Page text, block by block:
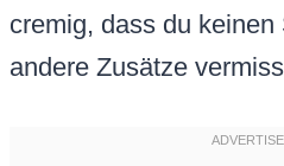
cremig, dass du
andere Zusätze